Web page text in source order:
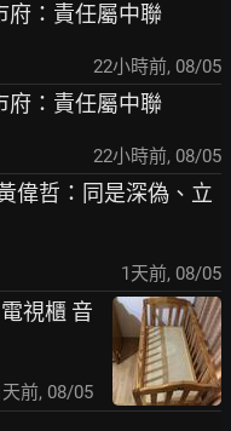
府：責任屬中聯
22小時前, 08/05
府：責任屬中聯
22小時前, 08/05
偉哲：同是深偽、立
1天前, 08/05
視櫃 音
天前, 08/05